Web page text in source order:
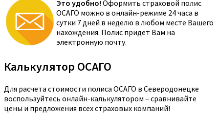
Это удобно! Оформить страховой полис
ОСАГО можно в онлайн-режиме 24 часа в
сутки 7 дней в неделю в любом месте Вашего
нахождения. Полис придет Вам на
электронную почту.
Калькулятор ОСАГО
Для расчета стоимости полиса ОСАГО в Северодонецке
воспользуйтесь онлайн-калькулятором – сравнивайте
цены и предложения всех страховых компаний!